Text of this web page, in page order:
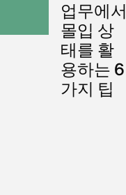
업무에서
몰입 상
태를 활
용하는 6
가지 팁